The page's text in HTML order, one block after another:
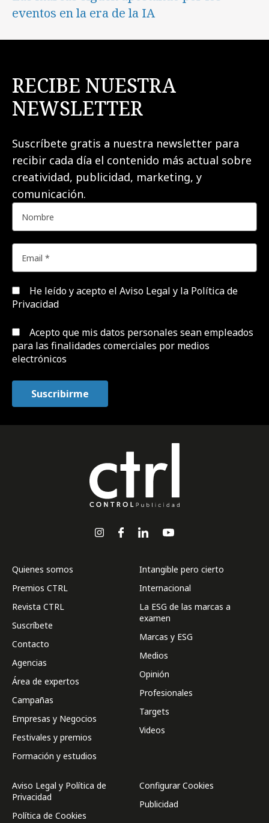
eventos en la era de la IA
RECIBE NUESTRA
NEWSLETTER
Suscríbete gratis a nuestra newsletter para
recibir cada día el contenido más actual sobre
creatividad, publicidad, marketing, y
comunicación.
He leído y acepto el Aviso Legal y la Política de
Privacidad
Acepto que mis datos personales sean empleados
para las finalidades comerciales por medios
electrónicos
Quienes somos
Premios CTRL
Revista CTRL
Suscríbete
Contacto
Agencias
Área de expertos
Campañas
Empresas y Negocios
Festivales y premios
Formación y estudios
Intangible pero cierto
Internacional
La ESG de las marcas a
examen
Marcas y ESG
Medios
Opinión
Profesionales
Targets
Videos
Aviso Legal y Política de
Privacidad
Política de Cookies
Configurar Cookies
Publicidad